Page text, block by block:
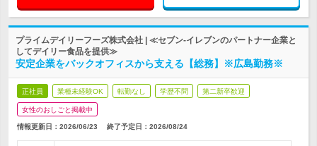
プライムデイリーフーズ株式会社 | ≪セブン-イレブンのパートナー企業と
してデイリー食品を提供≫
安定企業をバックオフィスから支える【総務】※広島勤務※
正社員 業種未経験OK 転勤なし 学歴不問 第二新卒歓迎
女性のおしごと掲載中
情報更新日：2026/06/23 終了予定日： 2026/08/24